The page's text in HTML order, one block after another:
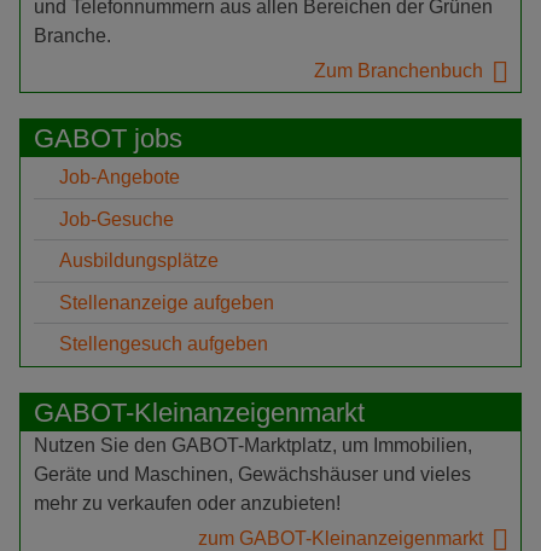
und Telefonnummern aus allen Bereichen der Grünen
Branche.
Zum Branchenbuch
GABOT jobs
Job-Angebote
Job-Gesuche
Ausbildungsplätze
Stellenanzeige aufgeben
Stellengesuch aufgeben
GABOT-Kleinanzeigenmarkt
Nutzen Sie den GABOT-Marktplatz, um Immobilien,
Geräte und Maschinen, Gewächshäuser und vieles
mehr zu verkaufen oder anzubieten!
zum GABOT-Kleinanzeigenmarkt